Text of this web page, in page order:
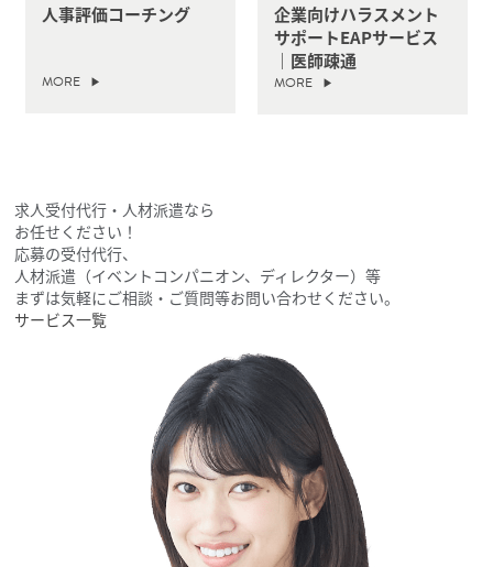
人事評価コーチング
MORE
企業向けハラスメント
サポートEAPサービス
｜医師疎通
MORE
求人受付代行・人材派遣なら
お任せください！
応募の受付代行、
人材派遣（イベントコンパニオン、ディレクター）等
まずは気軽にご相談・ご質問等お問い合わせください。
サービス一覧